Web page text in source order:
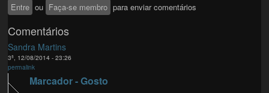
Entre ou Faça-se membro para enviar comentários
Comentários
Sandra Martins
3ª, 12/08/2014 - 23:26
permalink
Marcador - Gosto